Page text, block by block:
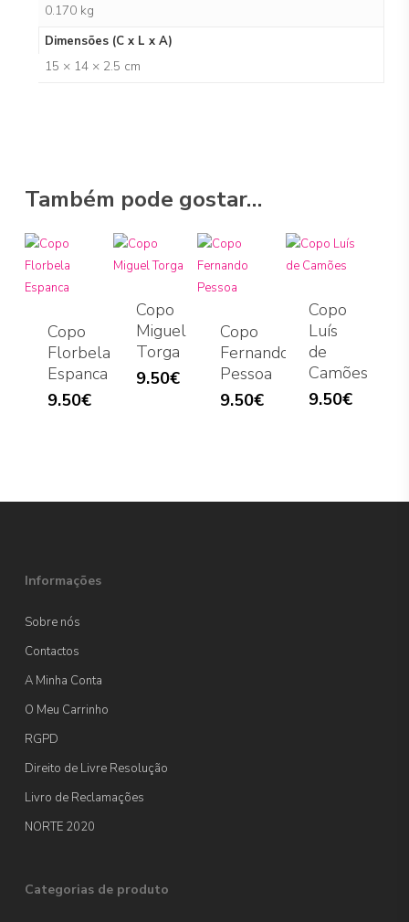
0.170 kg
Dimensões (C x L x A)
15 × 14 × 2.5 cm
Também pode gostar…
Copo
Florbela
Espanca
9.50€
Copo
Miguel
Torga
9.50€
Copo
Fernando
Pessoa
9.50€
Copo
Luís
de
Camões
9.50€
Informações
Sobre nós
Contactos
A Minha Conta
O Meu Carrinho
RGPD
Direito de Livre Resolução
Livro de Reclamações
NORTE 2020
Categorias de produto